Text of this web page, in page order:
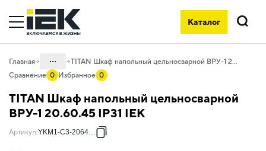
Каталог
Поиск
Главная ...
04. Щитовое оборудование
04.04 Шкафы металлические
TITAN Шкаф напольный цельносварной ВРУ-1 20.60.45 IP31 IEK
Сравнение 0 Избранное 0
TITAN Шкаф напольный цельносварной
ВРУ-1 20.60.45 IP31 IEK
Артикул:YKM1-C3-2064-31